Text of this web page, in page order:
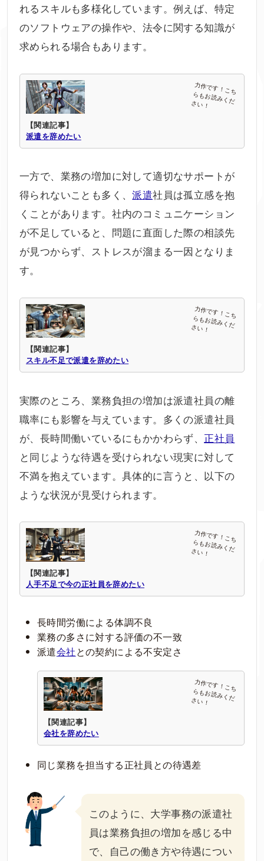
れるスキルも多様化しています。例えば、特定
のソフトウェアの操作や、法令に関する知識が
求められる場合もあります。
【関連記事】
派遣を辞めたい
一方で、業務の増加に対して適切なサポートが
得られないことも多く、派遣社員は孤立感を抱
くことがあります。社内のコミュニケーション
が不足していると、問題に直面した際の相談先
が見つからず、ストレスが溜まる一因となりま
す。
【関連記事】
スキル不足で派遣を辞めたい
実際のところ、業務負担の増加は派遣社員の離
職率にも影響を与えています。多くの派遣社員
が、長時間働いているにもかかわらず、 正社員
と同じような待遇を受けられない現実に対して
不満を抱えています。具体的に言うと、以下の
ような状況が見受けられます。
【関連記事】
人手不足で今の正社員を辞めたい
長時間労働による体調不良
業務の多さに対する評価の不一致
派遣会社との契約による不安定さ
【関連記事】
会社を辞めたい
同じ業務を担当する正社員との待遇差
このように、大学事務の派遣社
員は業務負担の増加を感じる中
で、自己の働き方や待遇につい